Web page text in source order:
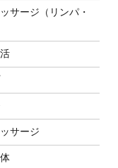
サージ（リンパ・
サージ